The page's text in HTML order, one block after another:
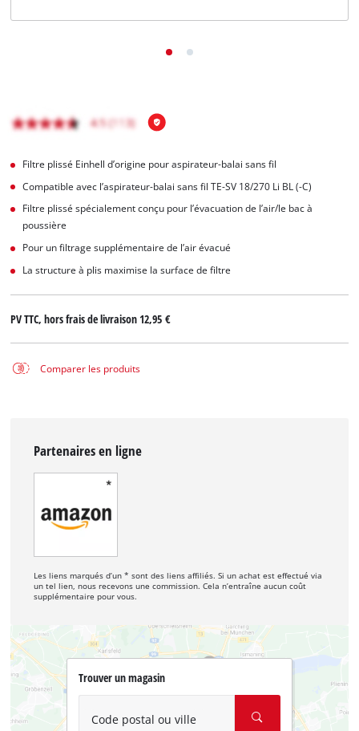
Filtre plissé Einhell d’origine pour aspirateur-balai sans fil
Compatible avec l’aspirateur-balai sans fil TE-SV 18/270 Li BL (-C)
Filtre plissé spécialement conçu pour l’évacuation de l’air/le bac à
poussière
Pour un filtrage supplémentaire de l’air évacué
La structure à plis maximise la surface de filtre
PV TTC, hors frais de livraison12,95 €
Comparer les produits
Partenaires en ligne
Les liens marqués d’un * sont des liens affiliés. Si un achat est effectué via
un tel lien, nous recevons une commission. Cela n’entraîne aucun coût
supplémentaire pour vous.
Trouver un magasin
Code postal ou ville